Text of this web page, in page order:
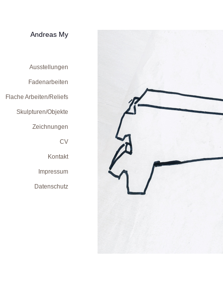
Andreas My
Ausstellungen
Fadenarbeiten
Flache Arbeiten/Reliefs
Skulpturen/Objekte
Zeichnungen
CV
Kontakt
Impressum
Datenschutz